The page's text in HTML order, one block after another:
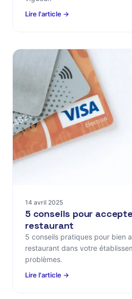
Lire l'article →
14 avril 2025
5 conseils pour
restaurant
5 conseils pratiques pour bien
restaurant dans votre
problèmes.
Lire l'article →